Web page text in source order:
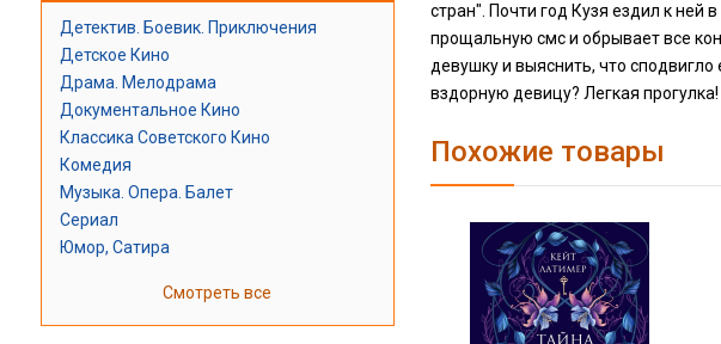
Детектив. Боевик. Приключения
Детское Кино
Драма. Мелодрама
Документальное Кино
Классика Советского Кино
Комедия
Музыка. Опера. Балет
Сериал
Юмор, Сатира
Смотреть все
стран". Почти год Кузя ездил к ней
прощальную смс и обрывает все
девушку и выяснить, что
вздорную девицу? Легкая
Похожие товары